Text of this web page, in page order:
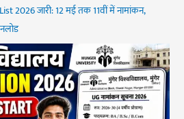
2026 जारी: 12 मई तक 11वीं में नामांकन,